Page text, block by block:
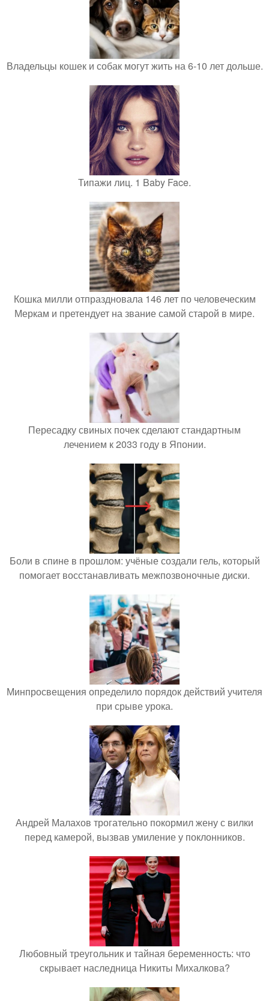
Владельцы кошек и собак могут жить на 6-10 лет дольше.
Типажи лиц. 1 Baby Face.
Кошка милли отпраздновала 146 лет по человеческим
Меркам и претендует на звание самой старой в мире.
Пересадку свиных почек сделают стандартным
лечением к 2033 году в Японии.
Боли в спине в прошлом: учёные создали гель, который
помогает восстанавливать межпозвоночные диски.
Минпросвещения определило порядок действий учителя
при срыве урока.
Андрей Малахов трогательно покормил жену с вилки
перед камерой, вызвав умиление у поклонников.
Любовный треугольник и тайная беременность: что
скрывает наследница Никиты Михалкова?